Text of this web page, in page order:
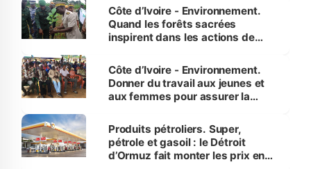
Côte d’Ivoire - Environnement.
Quand les forêts sacrées
inspirent dans les actions de
Côte d’Ivoire - Environnement.
Donner du travail aux jeunes et
aux femmes pour assurer la
menacées
Produits pétroliers. Super,
pétrole et gasoil : le Détroit
d’Ormuz fait monter les prix en